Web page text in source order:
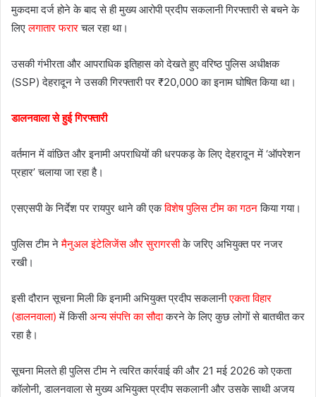
मुकदमा दर्ज होने के बाद से ही मुख्य आरोपी प्रदीप सकलानी गिरफ्तारी से बचने के
लिएलगातार फरारचल रहा था।
उसकी गंभीरता और आपराधिक इतिहास को देखते हुए वरिष्ठ पुलिस अधीक्षक
(SSP) देहरादून ने उसकी गिरफ्तारी पर ₹20,000 का इनाम घोषित किया था।
डालनवाला से हुई गिरफ्तारी
वर्तमान में वांछित और इनामी अपराधियों की धरपकड़ के लिए देहरादून में ‘ऑपरेशन
प्रहार’ चलाया जा रहा है।
एसएसपी के निर्देश पर रायपुर थाने की एकविशेष पुलिस टीम का गठनकिया गया।
पुलिस टीम नेमैनुअल इंटेलिजेंस और सुरागरसीके जरिए अभियुक्त पर नजर
रखी।
इसी दौरान सूचना मिली कि इनामी अभियुक्त प्रदीप सकलानीएकता विहार
(डालनवाला) में किसीअन्य संपत्ति का सौदाकरने के लिए कुछ लोगों से बातचीत कर
रहा है।
सूचना मिलते ही पुलिस टीम ने त्वरित कार्रवाई की और 21 मई 2026 को एकता
कॉलोनी, डालनवाला से मुख्य अभियुक्त प्रदीप सकलानी और उसके साथी अजय